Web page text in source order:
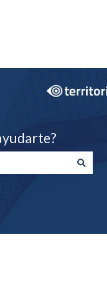
Mostrar submenú para